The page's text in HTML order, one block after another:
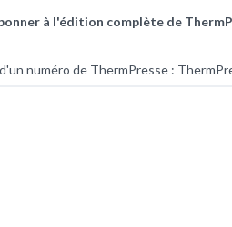
à l'édition complète de
numéro de ThermPresse :